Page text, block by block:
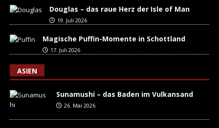
Douglas – das raue Herz der Isle of Man
19. Juli 2026
Magische Puffin-Momente in Schottland
17. Juli 2026
ASIEN
Sunamushi – das Baden im Vulkansand
26. Mai 2026